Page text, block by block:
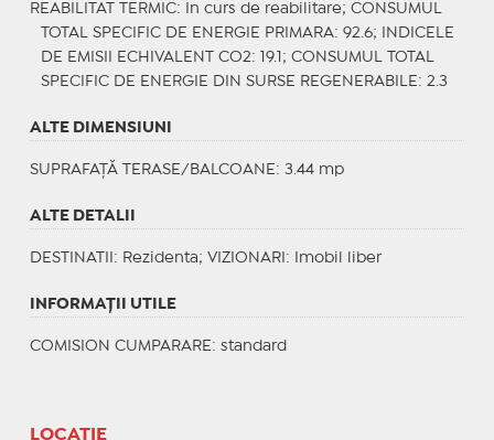
REABILITAT TERMIC: In curs de reabilitare; CONSUMUL
TOTAL SPECIFIC DE ENERGIE PRIMARA: 92.6;
INDICELE
DE EMISII ECHIVALENT CO2: 19.1; CONSUMUL TOTAL
SPECIFIC DE ENERGIE DIN SURSE REGENERABILE : 2.3
ALTE DIMENSIUNI
SUPRAFAȚĂ TERASE/BALCOANE: 3.44 mp
ALTE DETALII
DESTINATII : Rezidenta; VIZIONARI : Imobil liber
INFORMAŢII UTILE
COMISION CUMPARARE: standard
LOCAȚIE